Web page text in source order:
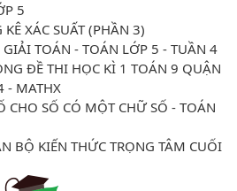
5
XÁC SUẤT (PHẦN 3)
GIẢI TOÁN - TOÁN LỚP 5 - TUẦN 4
ĐỀ THI HỌC KÌ 1 TOÁN 9 QUẬN
- MATHX
CHO SỐ CÓ MỘT CHỮ SỐ - TOÁN
BỘ KIẾN THỨC TRỌNG TÂM CUỐI